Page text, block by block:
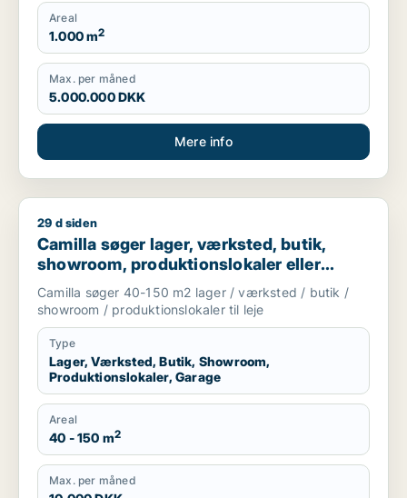
Areal
1.000 m2
Max. per måned
5.000.000 DKK
Mere info
Camilla søger lager, værksted, butik, showroom,
29 d siden
Camilla søger lager, værksted, butik,
showroom, produktionslokaler eller
garage til leje i Nordsjælland
Camilla søger 40-150 m2 lager / værksted / butik /
showroom / produktionslokaler til leje
Type
Lager, Værksted, Butik, Showroom,
Produktionslokaler, Garage
Areal
40 - 150 m2
Max. per måned